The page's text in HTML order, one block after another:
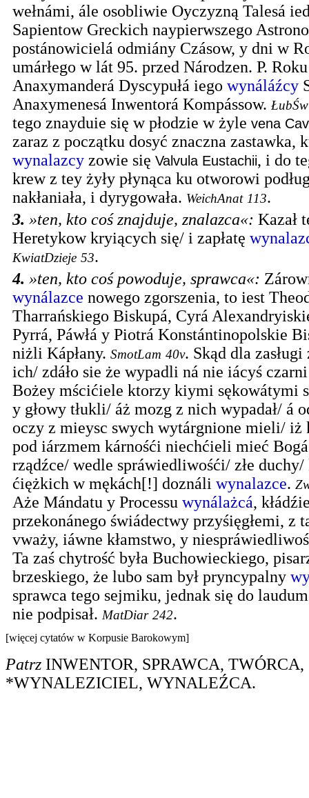
wełnámi, ále osobliwie Oyczyzną Talesá
Sapientow Greckich naypierwszego
postánowicielá odmiány Czásow, y dni w
umárłego w lát 95. przed Národzen. P.
Anaxymanderá Dyscypułá iego wynáláźcy
Anaxymenesá Inwentorá Kompássow.
tego znayduie się w płodzie w żyle vena
zaraz z początku dosyć znaczna zastawka,
wynalazcy zowie się Valvula Eustachii, i do
krew z tey żyły płynąca ku otworowi
nakłaniała, i dyrygowała. WeichAnat 113.
3. »ten, kto coś znajduje, znalazca«: Kazał
Heretykow kryiących się/ i zapłatę
KwiatDzieje 53.
4. »ten, kto coś powoduje, sprawca«:
wynálazce nowego zgorszenia, to iest
Tharrańskiego Biskupá, Cyrá
Pyrrá, Páwłá y Piotrá Konstántinopolskie
niżli Kápłany. SmotLam 40v. Skąd dla
ich/ zdáło sie że wypadli ná nie iácyś
Bożey mścićiele ktorzy kiymi sękowátymi
y głowy tłukli/ áż mozg z nich wypadał/ á
oczy z mieysc swych wytárgnione mieli/ iż
pod iárzmem kárnośći niechćieli mieć Bogá
rządźce/ wedle spráwiedliwośći/ złe
ćiężkich w mękách[!] doználi wynalazce.
Aże Mándatu y Processu wynálażcá,
przekonánego świádectwy przyśięgłemi, z
vważy, iáwne kłamstwo, y
Ta zaś chytrość była Buchowieckiego,
brzeskiego, że lubo sam był pryncypalny
sprawca tego sejmiku, jednak się do
nie podpisał. MatDiar 242.
[więcej cytatów w Korpusie Barokowym]
Patrz INWENTOR, SPRAWCA, TWÓRCA,
*WYNALEZICIEL, WYNALEŹCA.